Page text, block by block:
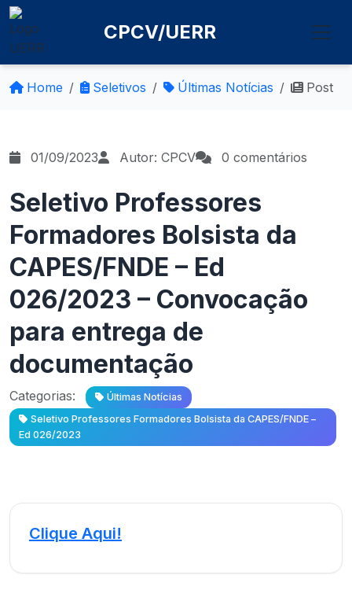
CPCV/UERR
Home Seletivos Últimas Notícias Post
01/09/2023 Autor: CPCV 0 comentários
Seletivo Professores
Formadores Bolsista da
CAPES/FNDE – Ed
026/2023 – Convocação
para entrega de
documentação
Categorias:
Últimas Notícias
Seletivo Professores Formadores Bolsista da CAPES/FNDE –
Ed 026/2023
Clique Aqui!